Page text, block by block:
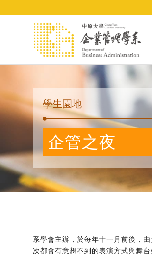
學生園地
企管之夜
系學會主辦，於每年十一月前後，
次都會有意想不到的表演方式與舞台